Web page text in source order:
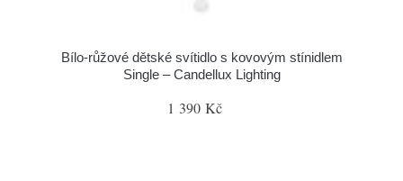
Bílo-růžové dětské svítidlo s kovovým stínidlem
Single – Candellux Lighting
1 390 Kč